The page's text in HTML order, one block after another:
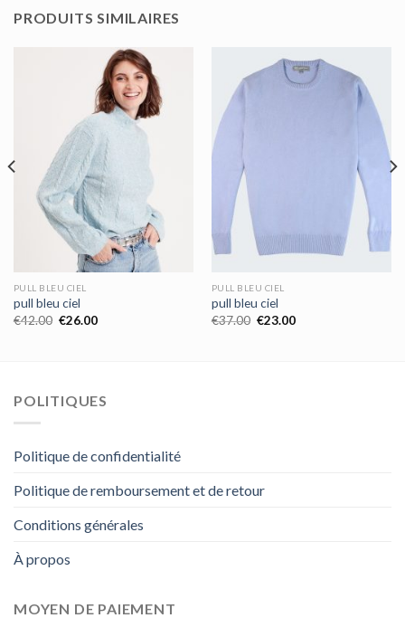
PRODUITS SIMILAIRES
PULL BLEU CIEL
pull bleu ciel
€42.00 €26.00
PULL BLEU CIEL
pull bleu ciel
€37.00 €23.00
POLITIQUES
Politique de confidentialité
Politique de remboursement et de retour
Conditions générales
À propos
MOYEN DE PAIEMENT